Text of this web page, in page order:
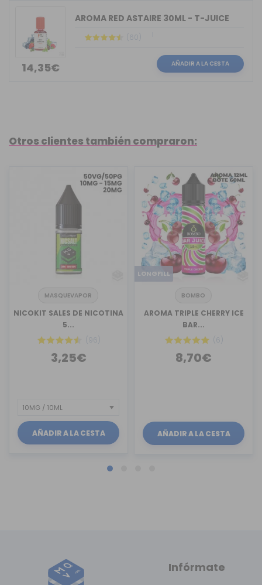
14,35€
AROMA RED ASTAIRE 30ML - T-JUICE
(60)
AÑADIR A LA CESTA
Otros clientes también compraron:
MASQUEVAPOR
NICOKIT SALES DE NICOTINA
5...
(96)
3,25€
AÑADIR A LA CESTA
LONGFILL
BOMBO
AROMA TRIPLE CHERRY ICE
BAR...
(6)
8,70€
AÑADIR A LA CESTA
Infórmate